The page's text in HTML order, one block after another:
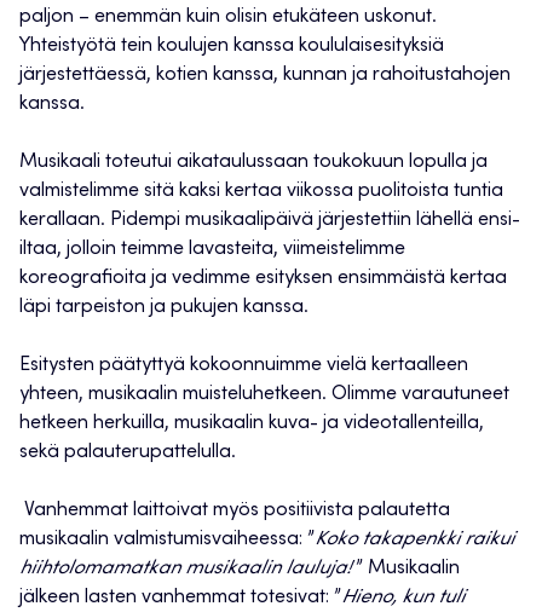
paljon – enemmän kuin olisin etukäteen uskonut.
Yhteistyötä tein koulujen kanssa koululaisesityksiä
järjestettäessä, kotien kanssa, kunnan ja rahoitustahojen
kanssa.
Musikaali toteutui aikataulussaan toukokuun lopulla ja
valmistelimme sitä kaksi kertaa viikossa puolitoista tuntia
kerallaan. Pidempi musikaalipäivä järjestettiin lähellä ensi-
iltaa, jolloin teimme lavasteita, viimeistelimme
koreografioita ja vedimme esityksen ensimmäistä kertaa
läpi tarpeiston ja pukujen kanssa.
Esitysten päätyttyä kokoonnuimme vielä kertaalleen
yhteen, musikaalin muisteluhetkeen. Olimme varautuneet
hetkeen herkuilla, musikaalin kuva- ja videotallenteilla,
sekä palauterupattelulla.
Vanhemmat laittoivat myös positiivista palautetta
musikaalin valmistumisvaiheessa: ”Koko takapenkki raikui
hiihtolomamatkan musikaalin lauluja!” Musikaalin
jälkeen lasten vanhemmat totesivat: ”Hieno, kun tuli